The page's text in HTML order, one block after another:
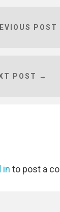
POST
POST →
in to post a